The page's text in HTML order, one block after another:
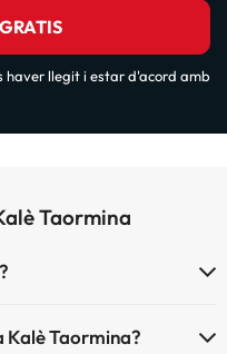
haver llegit i estar d'acord amb
Taormina
Taormina?